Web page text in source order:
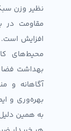
نظیر وزن
مقاومت در
افزایش
محیط‌های
بهداشت فضا
آگاهانه و
بهره‌وری و
به همین